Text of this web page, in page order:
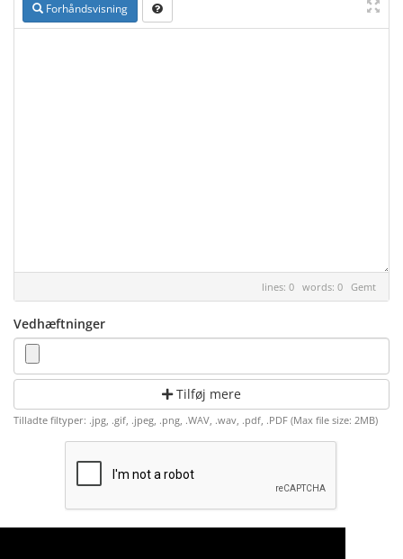
Forhåndsvisning
lines: 0 words: 0 Gemt
Vedhæftninger
Tilføj mere
Tilladte filtyper: .jpg, .gif, .jpeg, .png, .WAV, .wav, .pdf, .PDF (Max file size: 2MB)